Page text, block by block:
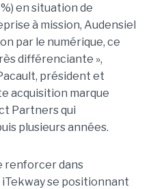
en situation de
à mission, Audensiel
par le numérique, ce
différenciante »,
président et
acquisition marque
Partners qui
plusieurs années.
renforcer dans
se positionnant